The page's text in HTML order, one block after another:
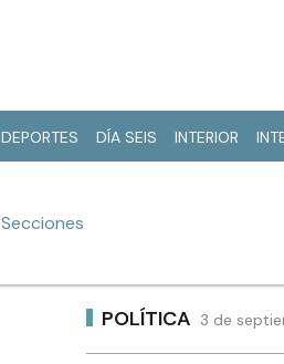
DEPORTES DÍA SEIS INTERIOR
Secciones
POLÍTICA 3 de